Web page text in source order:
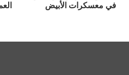
في معسكرات الأبيض